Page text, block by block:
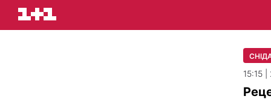
15:15